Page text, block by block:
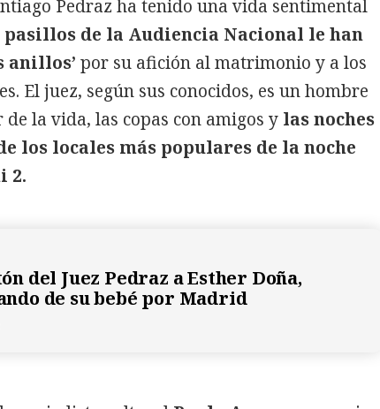
Pedraz ha tenido una vida sentimental
pasillos de la Audiencia Nacional le han
anillos’ por su afición al matrimonio y a los
El juez, según sus conocidos, es un hombre
la vida, las copas con amigos y las noches
los locales más populares de la noche
2.
del Juez Pedraz a Esther Doña,
de su bebé por Madrid